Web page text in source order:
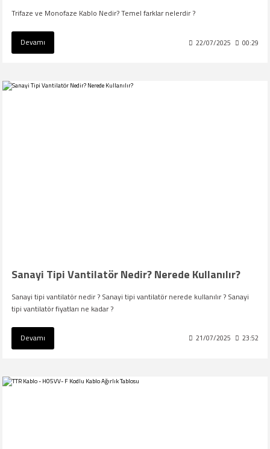
Trifaze ve Monofaze Kablo Nedir? Temel farklar nelerdir ?
Devamı 22/07/2025 00:29
Sanayi Tipi Vantilatör Nedir? Nerede Kullanılır?
Sanayi tipi vantilatör nedir ? Sanayi tipi vantilatör nerede kullanılır ? Sanayi
tipi vantilatör fiyatları ne kadar ?
Devamı 21/07/2025 23:52